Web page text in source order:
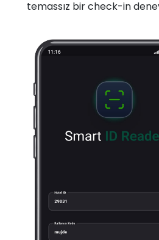
temassız bir check-in